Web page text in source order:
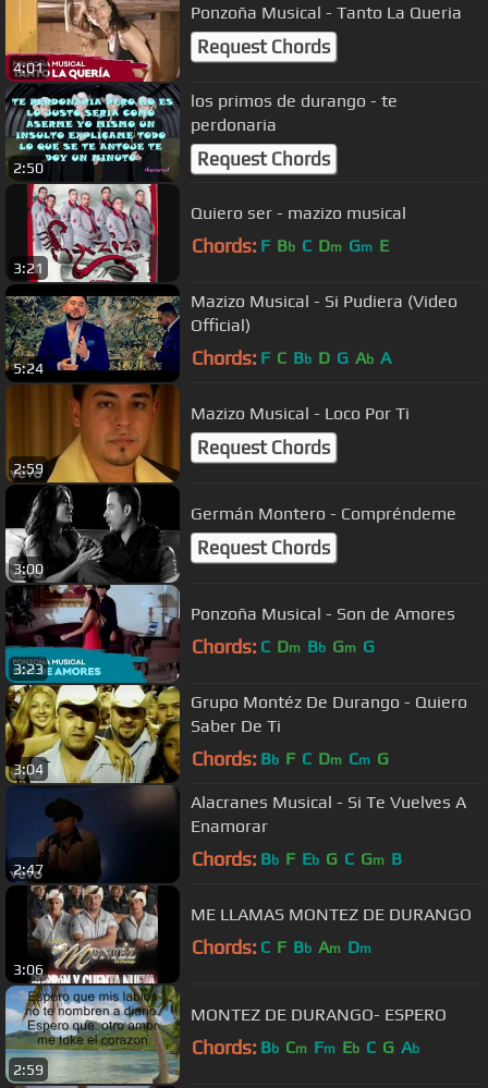
4:01
Ponzoña Musical - Tanto La Queria
Request Chords
2:50
los primos de durango - te
perdonaria
Request Chords
3:21
Quiero ser - mazizo musical
Chords: F Bb C Dm Gm E
5:24
Mazizo Musical - Si Pudiera (Video
Official)
Chords: F C Bb D G Ab A
2:59
Mazizo Musical - Loco Por Ti
Request Chords
3:00
Germán Montero - Compréndeme
Request Chords
3:23
Ponzoña Musical - Son de Amores
Chords: C Dm Bb Gm G
3:04
Grupo Montéz De Durango - Quiero
Saber De Ti
Chords: Bb F C Dm Cm G
2:47
Alacranes Musical - Si Te Vuelves A
Enamorar
Chords: Bb F Eb G C Gm B
3:06
ME LLAMAS MONTEZ DE DURANGO
Chords: C F Bb Am Dm
2:59
MONTEZ DE DURANGO- ESPERO
Chords: Bb Cm Fm Eb C G Ab